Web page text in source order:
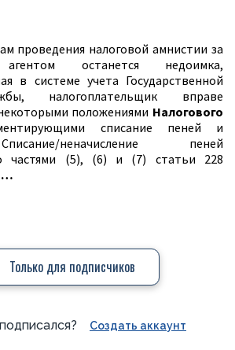
проведения налоговой амнистии за
агентом останется недоимка,
в системе учета Государственной
налогоплательщик вправе
положениями Налогового
списание пеней и
неначисление пеней
частями (5), (6) и (7) статьи 228
Только для подписчиков
Создать аккаунт